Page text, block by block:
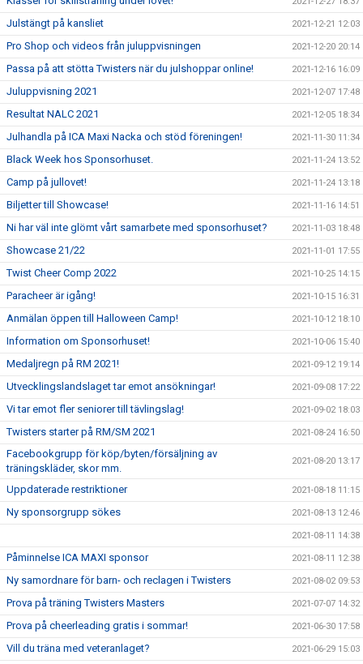
Julstängt på kansliet 2021-12-21 12:03
Pro Shop och videos från juluppvisningen 2021-12-20 20:14
Passa på att stötta Twisters när du julshoppar online! 2021-12-16 16:09
Juluppvisning 2021 2021-12-07 17:48
Resultat NALC 2021 2021-12-05 18:34
Julhandla på ICA Maxi Nacka och stöd föreningen! 2021-11-30 11:34
Black Week hos Sponsorhuset. 2021-11-24 13:52
Camp på jullovet! 2021-11-24 13:18
Biljetter till Showcase! 2021-11-16 14:51
Ni har väl inte glömt vårt samarbete med sponsorhuset? 2021-11-03 18:48
Showcase 21/22 2021-11-01 17:55
Twist Cheer Comp 2022 2021-10-25 14:15
Paracheer är igång! 2021-10-15 16:31
Anmälan öppen till Halloween Camp! 2021-10-12 18:10
Information om Sponsorhuset! 2021-10-06 15:40
Medaljregn på RM 2021! 2021-09-12 19:14
Utvecklingslandslaget tar emot ansökningar! 2021-09-08 17:22
Vi tar emot fler seniorer till tävlingslag! 2021-09-02 18:03
Twisters starter på RM/SM 2021 2021-08-24 16:50
Facebookgrupp för köp/byten/försäljning av
träningskläder, skor mm.
2021-08-20 13:17
Uppdaterade restriktioner 2021-08-18 11:15
Ny sponsorgrupp sökes 2021-08-13 12:46
2021-08-11 14:38
Påminnelse ICA MAXI sponsor 2021-08-11 12:38
Ny samordnare för barn- och reclagen i Twisters 2021-08-02 09:53
Prova på träning Twisters Masters 2021-07-07 14:32
Prova på cheerleading gratis i sommar! 2021-06-30 17:58
Vill du träna med veteranlaget? 2021-06-29 15:03